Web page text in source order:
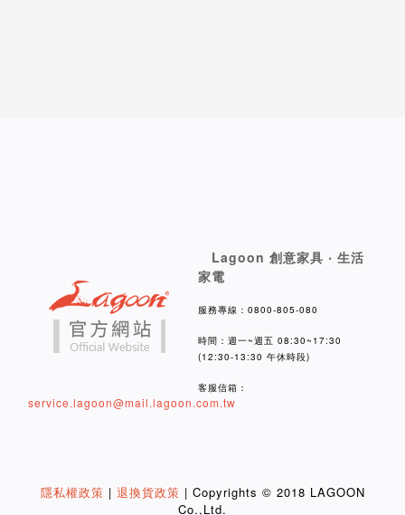
Lagoon 創意家具 ‧ 生活
家電
服務專線：0800-805-080
時間：週一~週五 08:30~17:30
(12:30-13:30 午休時段)
客服信箱：
service.lagoon@mail.lagoon.com.tw
隱私權政策 | 退換貨政策 | Copyrights © 2018 LAGOON
Co.,Ltd.